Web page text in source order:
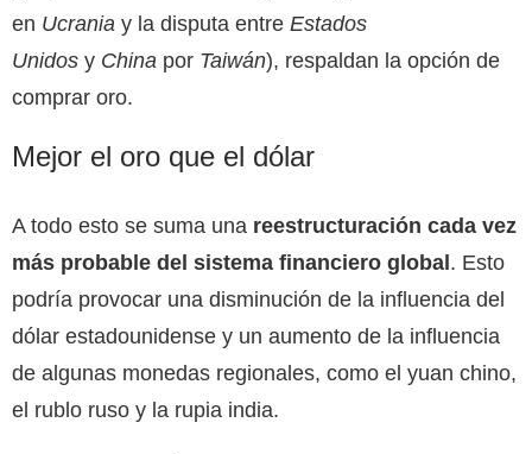
en Ucrania y la disputa entre Estados
Unidos y China por Taiwán), respaldan la opción de
comprar oro.
Mejor el oro que el dólar
A todo esto se suma una reestructuración cada vez
más probable del sistema financiero global. Esto
podría provocar una disminución de la influencia del
dólar estadounidense y un aumento de la influencia
de algunas monedas regionales, como el yuan chino,
el rublo ruso y la rupia india.